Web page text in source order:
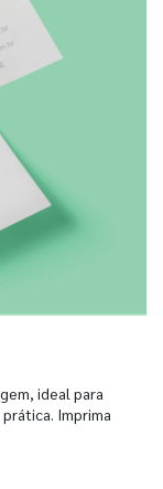
ideal para
Imprima